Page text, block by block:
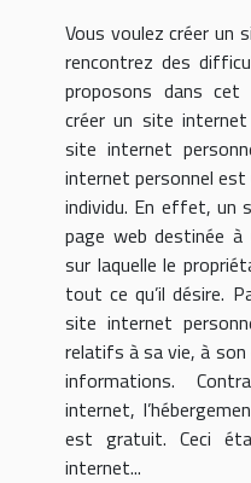
Vous voulez créer un
rencontrez des
proposons dans cet
créer un site
site internet
internet personnel
individu. En effet, un
page web destinée à
sur laquelle le
tout ce qu’il désire.
site internet
relatifs à sa vie, à
informations.
internet,
est gratuit. Ceci
internet...